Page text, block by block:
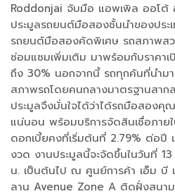
Roddonjai จับมือ แอพเพิล ออโต้
ประมูลรถยนต์มือสองชั้นนำของประ
รถยนต์มือสองคัดพิเศษ รถสภาพส
ซ่อมแซมเพิ่มเติม มาพร้อมกับราคา
ถึง 30% นอกจากนี้ รถทุกคันที่นำม
สภาพรถโดยคนกลางมาตรฐานสาก
ประมูลจึงมั่นใจได้ว่าได้รถมือสองคุ
แน่นอน พร้อมบริการจัดสินเชื่อภาย
ดอกเบี้ยคงที่เริ่มต้นที่ 2.79% ต่อปี
งวด งานประมูลนี้จะจัดขึ้นในวันที่
น. เป็นต้นไป ณ ศูนย์การค้า เอ็ม บี
ลาน Avenue Zone A ติดฝั่งสนา